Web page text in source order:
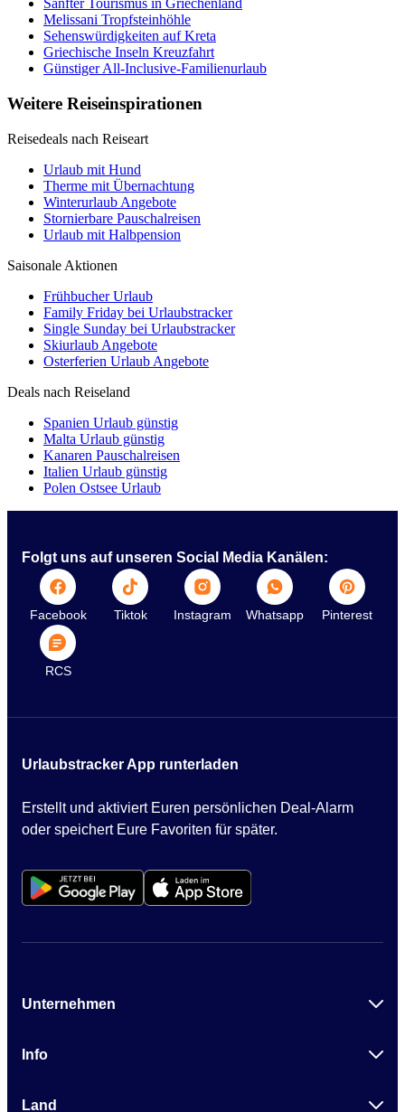
Sanfter Tourismus in Griechenland
Melissani Tropfsteinhöhle
Sehenswürdigkeiten auf Kreta
Griechische Inseln Kreuzfahrt
Günstiger All-Inclusive-Familienurlaub
Weitere Reiseinspirationen
Reisedeals nach Reiseart
Urlaub mit Hund
Therme mit Übernachtung
Winterurlaub Angebote
Stornierbare Pauschalreisen
Urlaub mit Halbpension
Saisonale Aktionen
Frühbucher Urlaub
Family Friday bei Urlaubstracker
Single Sunday bei Urlaubstracker
Skiurlaub Angebote
Osterferien Urlaub Angebote
Deals nach Reiseland
Spanien Urlaub günstig
Malta Urlaub günstig
Kanaren Pauschalreisen
Italien Urlaub günstig
Polen Ostsee Urlaub